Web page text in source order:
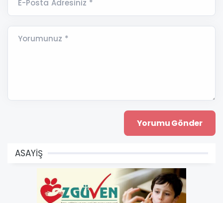
E-Posta Adresiniz *
Yorumunuz *
ASAYİŞ